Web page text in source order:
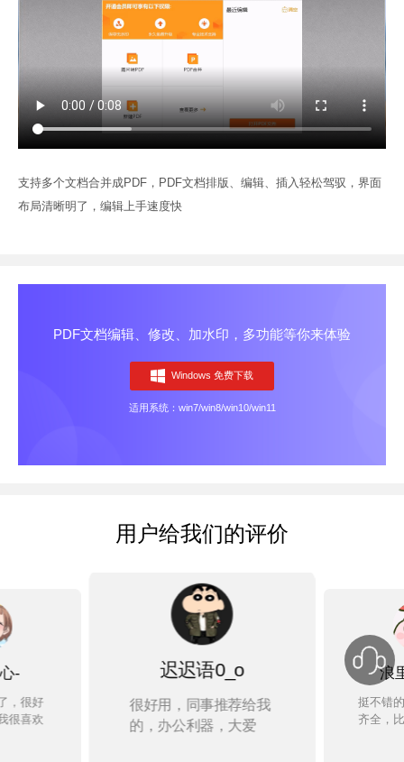
支持多个文档合并成PDF，PDF文档排版、编辑、插入轻松驾驭，界面
布局清晰明了，编辑上手速度快
PDF文档编辑、修改、加水印，多功能等你来体验
Windows 免费下载
适用系统：win7/win8/win10/win11
用户给我们的评价
-
，很好
很喜欢
迟迟语0_o
很好用，同事推荐给我
的，办公利器，大爱
浪
挺不错
齐全，